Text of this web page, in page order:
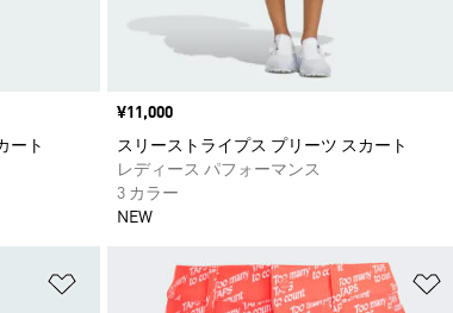
ート
価格
¥11,000
スリーストライプス プリーツ スカート
レディース パフォーマンス
3 カラー
NEW
ほしいものリストに追加